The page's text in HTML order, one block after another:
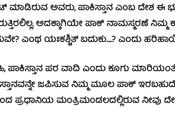
ಮಾಡಿರುವ ಅವರು, ಪಾಕಿಸ್ತಾನ ಎಂಬ ದೇಶ ಈ
ಅದಕ್ಕಾಗಿಯೇ ಪಾಕ್ ನಾಮಸ್ಮರಣೆ
ಎಂಥ ಯಃಕಶ್ಚಿತ್ ಬದುಕು….? ಎಂದು
ಪಾಕಿಸ್ತಾನ ಪರ ವಾದಿ ಎಂದು ಕೂಗು
ಜಪಿಸುವ ನಿಮ್ಮ ಮೂಲ ಪಾಕ್
ಪ್ರಧಾನಿಯ ಮಂತ್ರಿಮಂಡಲದಲ್ಲಿರುವ ನೀವು